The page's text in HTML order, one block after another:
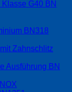
G40 BN
BN318
Zahnschlitz
Ausführung BN